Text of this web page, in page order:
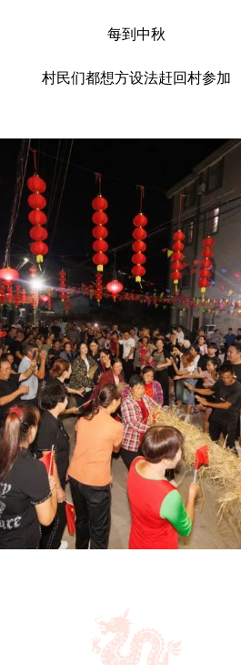
每到中秋
村民们都想方设法赶回村参加